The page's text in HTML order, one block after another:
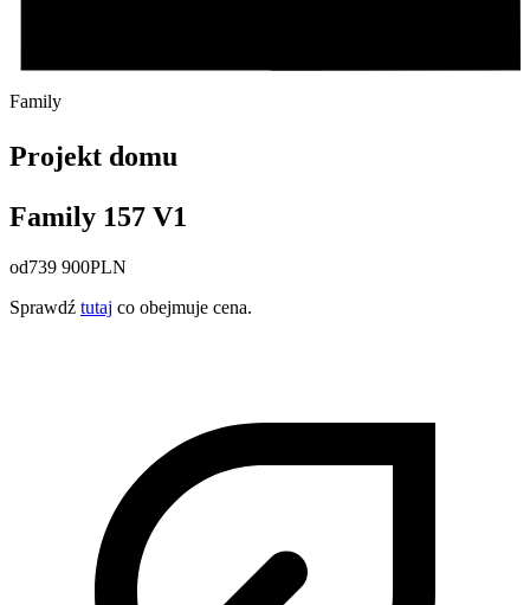
Family
Projekt domu
Family 157 V1
od739 900PLN
Sprawdź tutaj co obejmuje cena.